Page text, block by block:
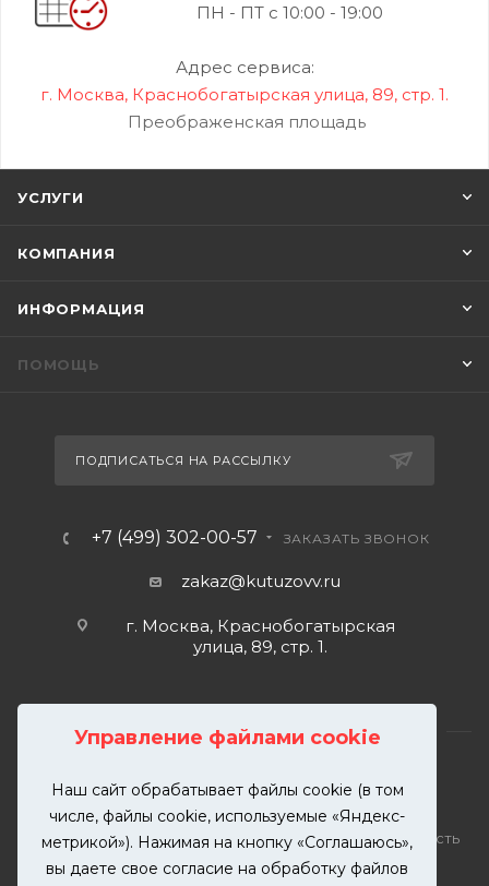
Управление файлами cookie
Наш сайт обрабатывает файлы cookie (в том
числе, файлы cookie, используемые «Яндекс-
метрикой»). Нажимая на кнопку «Соглашаюсь»,
вы даете свое согласие на обработку файлов
ПН - ПТ с 10:00 - 19:00
Адрес сервиса:
г. Москва, Краснобогатырская улица, 89, стр. 1.
Преображенская площадь
УСЛУГИ
КОМПАНИЯ
ИНФОРМАЦИЯ
ПОМОЩЬ
ПОДПИСАТЬСЯ НА РАССЫЛКУ
+7 (499) 302-00-57 ЗАКАЗАТЬ ЗВОНОК
zakaz@kutuzovv.ru
г. Москва, Краснобогатырская
улица, 89, стр. 1.
2026 © KUTUZOVV | Кузовной ремонт и покраска
автомобилей. Вся информация на сайте – собственность
ООО "КУТУЗОВВ"